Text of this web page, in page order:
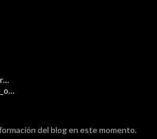
del blog en este momento.